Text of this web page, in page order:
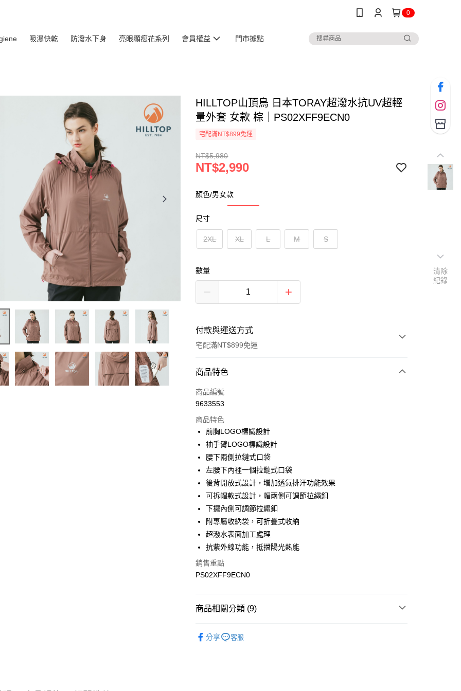
0
吸濕快乾 防潑水下身 亮眼顯瘦花系列 會員權益 門市據點
HILLTOP山頂鳥 日本TORAY超潑水抗UV超輕
量外套 女款 棕｜PS02XFF9ECN0
宅配滿NT$899免運
NT$5,980
NT$2,990
顏色/男女款
尺寸
2XL XL L M S
數量
付款與運送方式
宅配滿NT$899免運
付款方式
信用卡一次付款
Apple Pay
悠遊付
Google Pay
運送方式
宅配
每筆NT$90，滿NT$899(含以上)免運費
宅配(離島)
每筆NT$399，滿NT$18,000(含以上)免運費
商品特色
商品編號
9633553
商品特色
前胸LOGO標識設計
袖手臂LOGO標識設計
腰下兩側拉鏈式口袋
左腰下內裡一個拉鏈式口袋
後背開放式設計，增加透氣排汗功能效果
可拆帽款式設計，帽兩側可調節拉繩釦
下擺內側可調節拉繩釦
附專屬收納袋，可折疊式收納
超潑水表面加工處理
抗紫外線功能，抵擋陽光熱能
銷售重點
PS02XFF9ECN0
商品相關分類 (9)
分享 客服
清除
紀錄